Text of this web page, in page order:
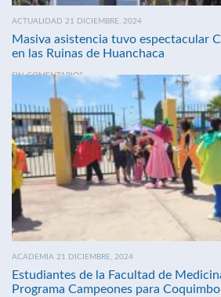
ACTUALIDAD 21 DICIEMBRE, 2024
Masiva asistencia tuvo espectacular
en las Ruinas de Huanchaca
SIN COMENTARIOS
ACADEMIA 21 DICIEMBRE, 2024
Estudiantes de la Facultad de
Programa Campeones para Coquimbo